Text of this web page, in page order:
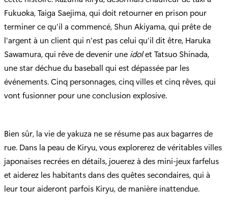
Fukuoka, Taiga Saejima, qui doit retourner en prison pour
terminer ce qu'il a commencé, Shun Akiyama, qui prête de
l'argent à un client qui n'est pas celui qu'il dit être, Haruka
Sawamura, qui rêve de devenir une idolet Tatsuo Shinada,
une star déchue du baseball qui est dépassée par les
événements. Cinq personnages, cinq villes et cinq rêves, qui
vont fusionner pour une conclusion explosive.
Bien sûr, la vie de yakuza ne se résume pas aux bagarres de
rue. Dans la peau de Kiryu, vous explorerez de véritables villes
japonaises recrées en détails, jouerez à des mini-jeux farfelus
et aiderez les habitants dans des quêtes secondaires, qui à
leur tour aideront parfois Kiryu, de manière inattendue.